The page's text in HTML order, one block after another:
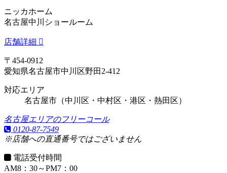
ニッカホーム
名古屋中川ショールーム
店舗詳細
〒454-0912
愛知県名古屋市中川区野田2-412
対応エリア
名古屋市（中川区・中村区・港区・熱田区）
名古屋エリアのフリーコール
0120-87-7549
※店舗への直通番号ではございません
電話受付時間
AM8：30～PM7：00